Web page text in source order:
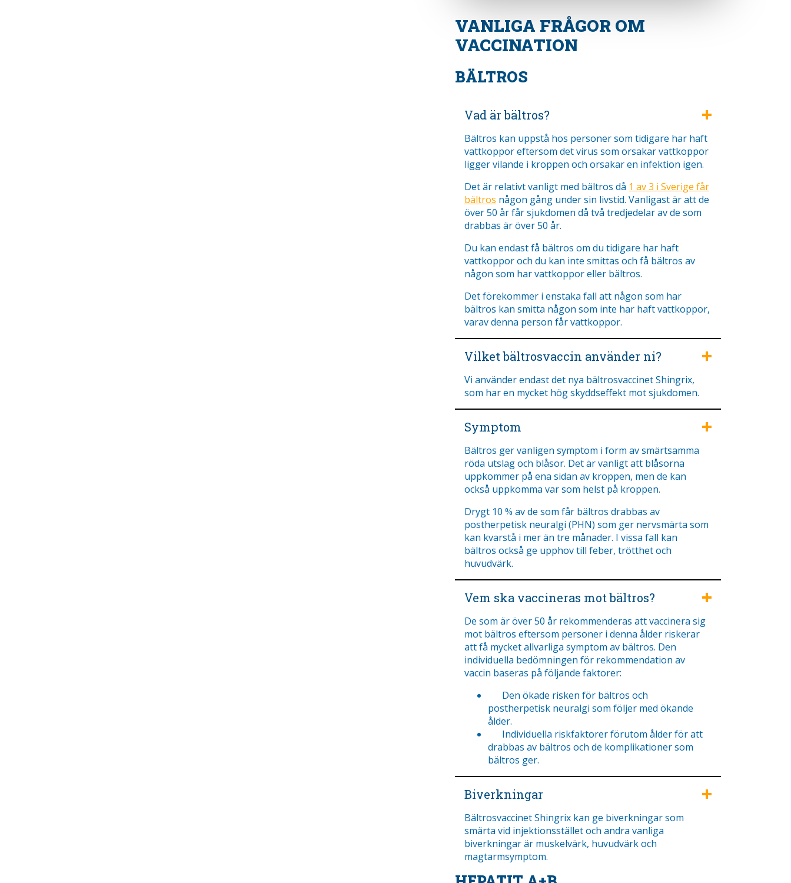
VANLIGA FRÅGOR OM
VACCINATION
BÄLTROS
Vad är bältros?
Bältros kan uppstå hos personer som tidigare har haft
vattkoppor eftersom det virus som orsakar vattkoppor
ligger vilande i kroppen och orsakar en infektion igen.
Det är relativt vanligt med bältros då 1 av 3 i Sverige får
bältros någon gång under sin livstid. Vanligast är att de
över 50 år får sjukdomen då två tredjedelar av de som
drabbas är över 50 år.
Du kan endast få bältros om du tidigare har haft
vattkoppor och du kan inte smittas och få bältros av
någon som har vattkoppor eller bältros.
Det förekommer i enstaka fall att någon som har
bältros kan smitta någon som inte har haft vattkoppor,
varav denna person får vattkoppor.
Vilket bältrosvaccin använder ni?
Vi använder endast det nya bältrosvaccinet Shingrix,
som har en mycket hög skyddseffekt mot sjukdomen.
Symptom
Bältros ger vanligen symptom i form av smärtsamma
röda utslag och blåsor. Det är vanligt att blåsorna
uppkommer på ena sidan av kroppen, men de kan
också uppkomma var som helst på kroppen.
Drygt 10 % av de som får bältros drabbas av
postherpetisk neuralgi (PHN) som ger nervsmärta som
kan kvarstå i mer än tre månader. I vissa fall kan
bältros också ge upphov till feber, trötthet och
huvudvärk.
Vem ska vaccineras mot bältros?
De som är över 50 år rekommenderas att vaccinera sig
mot bältros eftersom personer i denna ålder riskerar
att få mycket allvarliga symptom av bältros. Den
individuella bedömningen för rekommendation av
vaccin baseras på följande faktorer:
Den ökade risken för bältros och
postherpetisk neuralgi som följer med ökande
ålder.
Individuella riskfaktorer förutom ålder för att
drabbas av bältros och de komplikationer som
bältros ger.
Biverkningar
Bältrosvaccinet Shingrix kan ge biverkningar som
smärta vid injektionsstället och andra vanliga
biverkningar är muskelvärk, huvudvärk och
magtarmsymptom.